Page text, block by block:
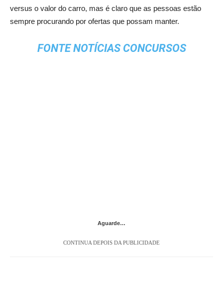
versus o valor do carro, mas é claro que as pessoas estão
sempre procurando por ofertas que possam manter.
FONTE NOTÍCIAS CONCURSOS
Aguarde…
CONTINUA DEPOIS DA PUBLICIDADE